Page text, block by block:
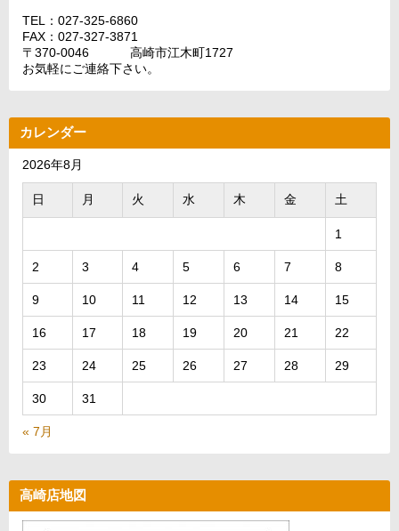
TEL：027-325-6860
FAX：027-327-3871
〒370-0046 高崎市江木町1727
お気軽にご連絡下さい。
カレンダー
2026年8月
日 月 火 水 木 金 土
1
2 3 4 5 6 7 8
9 10 11 12 13 14 15
16 17 18 19 20 21 22
23 24 25 26 27 28 29
30 31
« 7月
高崎店地図